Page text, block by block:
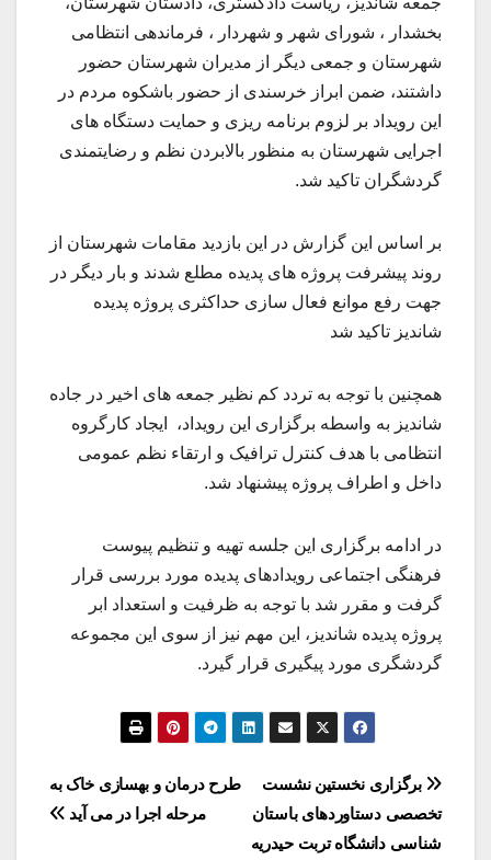
بخشدار ، شورای شهر و شهردار ، فرماندهی انتظامی
شهرستان و جمعی دیگر از مدیران شهرستان حضور
داشتند، ضمن ابراز خرسندی از حضور باشکوه مردم در
این رویداد بر لزوم برنامه ریزی و حمایت دستگاه های
اجرایی شهرستان به منظور بالابردن نظم و رضایتمندی
گردشگران تاکید شد.
بر اساس این گزارش در این بازدید مقامات شهرستان از
روند پیشرفت پروژه های پدیده مطلع شدند و بار دیگر در
جهت رفع موانع فعال سازی حداکثری پروژه پدیده
شاندیز تاکید شد
همچنین با توجه به تردد کم نظیر جمعه های اخیر در جاده
شاندیز به واسطه برگزاری این رویداد، ایجاد کارگروه
انتظامی با هدف کنترل ترافیک و ارتقاء نظم عمومی
داخل و اطراف پروژه پیشنهاد شد.
در ادامه برگزاری این جلسه تهیه و تنظیم پیوست
فرهنگی اجتماعی رویدادهای پدیده مورد بررسی قرار
گرفت و مقرر شد با توجه به ظرفیت و استعداد ابر
پروژه پدیده شاندیز، این مهم نیز از سوی این مجموعه
گردشگری مورد پیگیری قرار گیرد.
راهبری
نوشته
طرح درمان و بهسازی خاک به
مرحله اجرا در می آید
برگزاری نخستین نشست
تخصصی دستاوردهای باستان
شناسی دانشگاه تربت حیدریه